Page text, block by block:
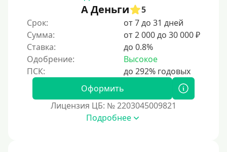
5 дней
На неделю
10 дней
2 недели
15 дней
А Деньги
5
Срок:
от 7 до 31 дней
Сумма:
от 2 000 до 30 000 ₽
Ставка:
до 0.8%
Одобрение:
Высокое
Оформить
Лицензия ЦБ: № 2203045009821
Подробнее